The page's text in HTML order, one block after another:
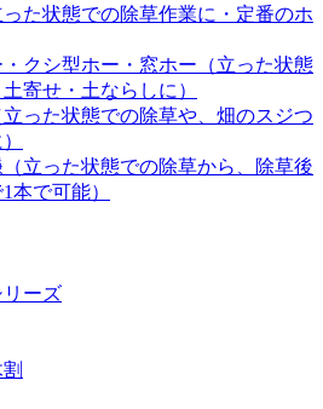
た状態での除草作業に・定番のホ
クシ型ホー・窓ホー（立った状態
寄せ・土ならしに）
った状態での除草や、畑のスジつ
立った状態での除草から、除草後
本で可能）
リーズ